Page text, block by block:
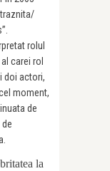
traznita/
rolul
carei rol
doi actori,
moment,
de
la